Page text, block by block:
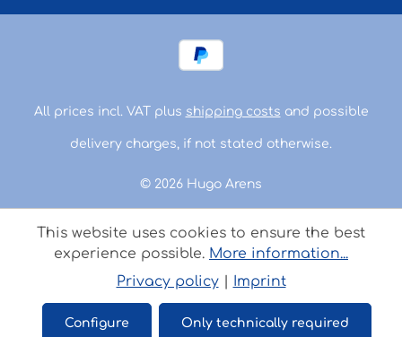
© 2026 Hugo Arens
All prices incl. VAT plus shipping costs and possible
delivery charges, if not stated otherwise.
This website uses cookies to ensure the best
experience possible. More information...
Privacy policy| Imprint
Only technically required
Configure